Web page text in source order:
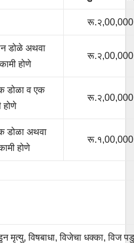
रू.२,00,000
डोळे अथवा
होणे
रू.२,00,000
डोळा व एक
होणे
रू.२,00,000
डोळा अथवा
होणे
रू.१,00,000
मृत्यु, विषबाधा, विजेचा धक्का, विज